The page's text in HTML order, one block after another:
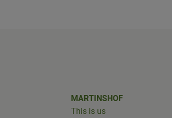
MARTINSHOF
This is us